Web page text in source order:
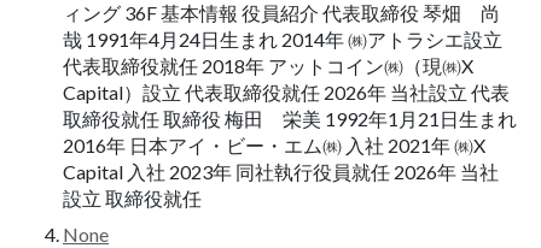
ィング 36F 基本情報 役員紹介 代表取締役 琴畑 尚
哉 1991年4月24日生まれ 2014年 ㈱アトラシエ設立
代表取締役就任 2018年 アットコイン㈱（現㈱X
Capital）設立 代表取締役就任 2026年 当社設立 代表
取締役就任 取締役 梅田 栄美 1992年1月21日生まれ
2016年 日本アイ・ビー・エム㈱ 入社 2021年 ㈱X
Capital 入社 2023年 同社執行役員就任 2026年 当社
設立 取締役就任
None